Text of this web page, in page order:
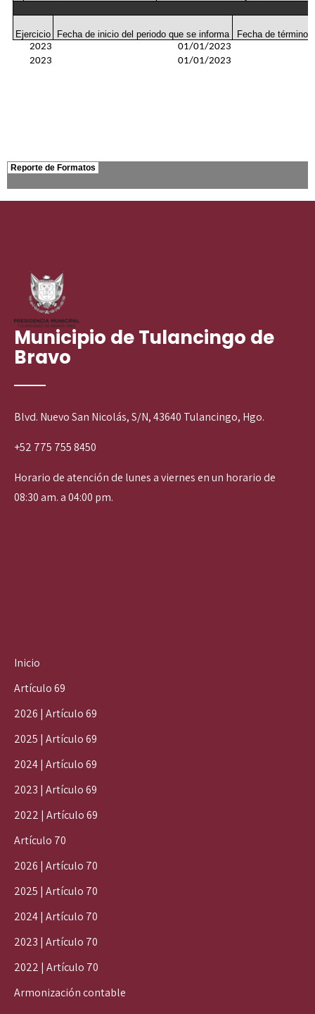
Municipio de Tulancingo de
Bravo
Blvd. Nuevo San Nicolás, S/N, 43640 Tulancingo, Hgo.
+52 775 755 8450
Horario de atención de lunes a viernes en un horario de
08:30 am. a 04:00 pm.
Inicio
Artículo 69
2026 | Artículo 69
2025 | Artículo 69
2024 | Artículo 69
2023 | Artículo 69
2022 | Artículo 69
Artículo 70
2026 | Artículo 70
2025 | Artículo 70
2024 | Artículo 70
2023 | Artículo 70
2022 | Artículo 70
Armonización contable